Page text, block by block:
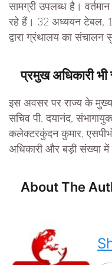
सामग्री उपलब्ध है।
रहे हैं। 32 अध्ययन टेबल,
द्वारा ग्रंथालय का
प्रमुख अधिकारी
इस अवसर पर राज्य के
सचिव पी. दयानंद,
कलेक्टरकुंदन कुमार,
अधिकारी और बड़ी संख्या में
About The